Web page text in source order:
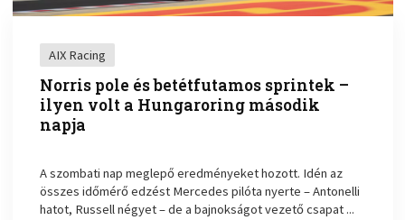
AIX Racing
Norris pole és betétfutamos sprintek –
ilyen volt a Hungaroring második
napja
A szombati nap meglepő eredményeket hozott. Idén az
összes időmérő edzést Mercedes pilóta nyerte – Antonelli
hatot, Russell négyet – de a bajnokságot vezető csapat ...